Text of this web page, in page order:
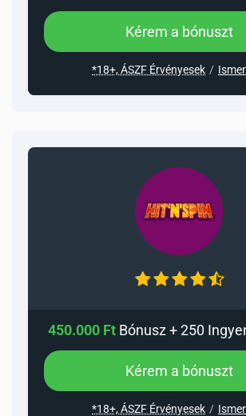
Kérem a bónuszt
*18+, ÁSZF Érvényesek
450.000 FtBónusz + 250
Kérem a bónuszt
*18+, ÁSZF Érvényesek